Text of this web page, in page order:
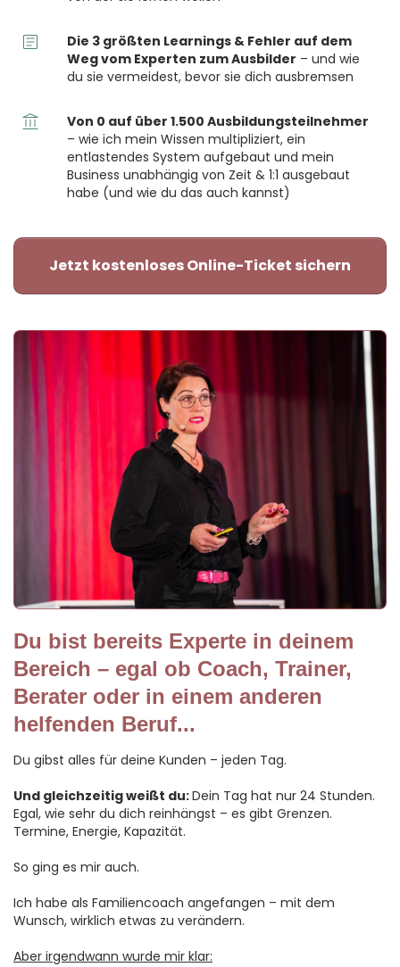
Die 3 größten Learnings & Fehler auf dem
Weg vom Experten zum Ausbilder – und wie
du sie vermeidest, bevor sie dich ausbremsen
Von 0 auf über 1.500 Ausbildungsteilnehmer
– wie ich mein Wissen multipliziert, ein
entlastendes System aufgebaut und mein
Business unabhängig von Zeit & 1:1 ausgebaut
habe (und wie du das auch kannst)
Jetzt kostenloses Online-Ticket sichern
Du bist bereits Experte in deinem
Bereich – egal ob Coach, Trainer,
Berater oder in einem anderen
helfenden Beruf...
Du gibst alles für deine Kunden – jeden Tag.
Und gleichzeitig weißt du:Dein Tag hat nur 24 Stunden.
Egal, wie sehr du dich reinhängst – es gibt Grenzen.
Termine, Energie, Kapazität.
So ging es mir auch.
Ich habe als Familiencoach angefangen – mit dem
Wunsch, wirklich etwas zu verändern.
Aber irgendwann wurde mir klar: